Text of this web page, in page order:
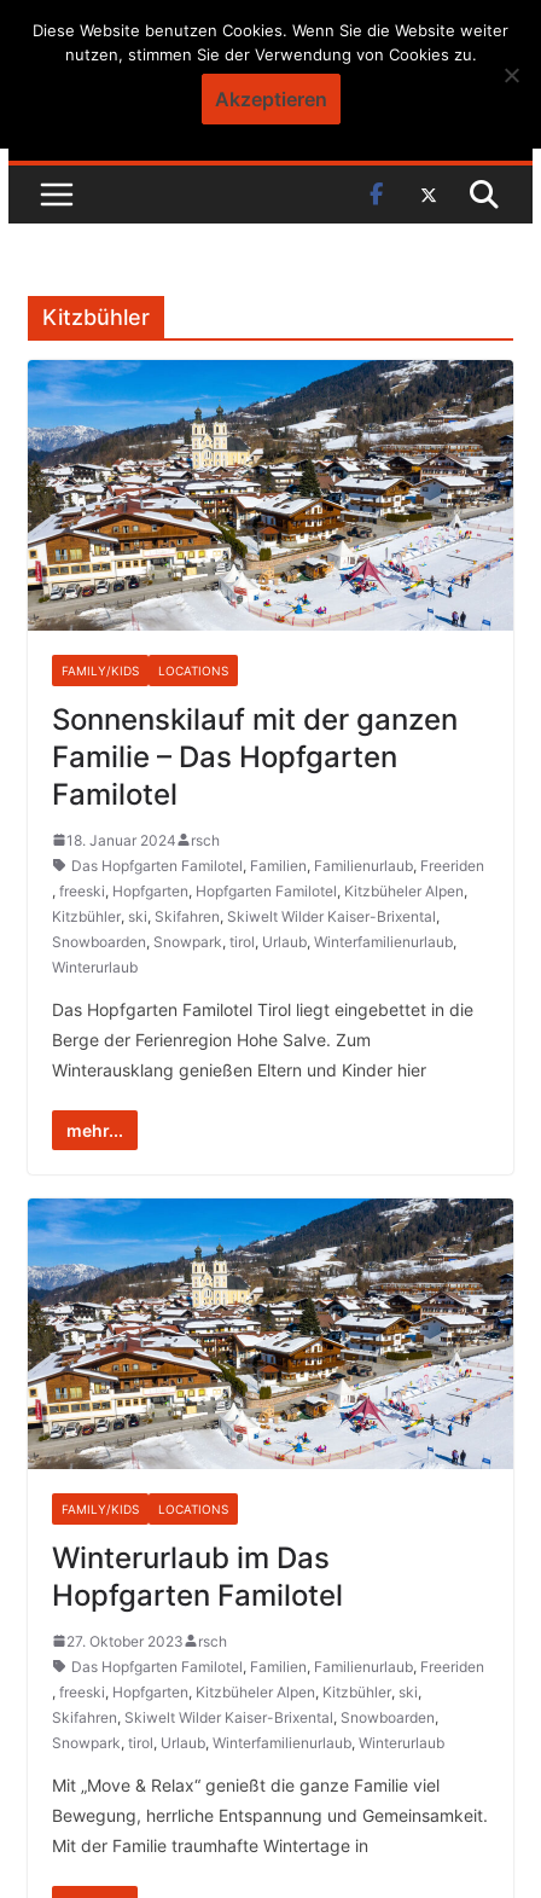
Skip
Kitzbühler
FAMILY/KIDS LOCATIONS
Sonnenskilauf mit der ganzen
Familie – Das Hopfgarten
Familotel
18. Januar 2024
rsch
Das Hopfgarten Familotel, Familien, Familienurlaub, Freeriden
, freeski, Hopfgarten, Hopfgarten Familotel, Kitzbüheler Alpen,
Kitzbühler, ski, Skifahren, Skiwelt Wilder Kaiser-Brixental,
Snowboarden, Snowpark, tirol, Urlaub, Winterfamilienurlaub,
Winterurlaub
Das Hopfgarten Familotel Tirol liegt eingebettet in die
Berge der Ferienregion Hohe Salve. Zum
Winterausklang genießen Eltern und Kinder hier
mehr...
FAMILY/KIDS LOCATIONS
Winterurlaub im Das
Hopfgarten Familotel
27. Oktober 2023
rsch
Das Hopfgarten Familotel, Familien, Familienurlaub, Freeriden
, freeski, Hopfgarten, Kitzbüheler Alpen, Kitzbühler, ski,
Skifahren, Skiwelt Wilder Kaiser-Brixental, Snowboarden,
Snowpark, tirol, Urlaub, Winterfamilienurlaub, Winterurlaub
Mit „Move & Relax“ genießt die ganze Familie viel
Bewegung, herrliche Entspannung und Gemeinsamkeit.
Mit der Familie traumhafte Wintertage in
Diese Website benutzen Cookies. Wenn Sie die Website weiter
nutzen, stimmen Sie der Verwendung von Cookies zu.
Akzeptieren